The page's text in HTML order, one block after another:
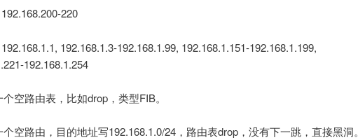
220
192.168.1.3-192.168.1.99, 192.168.1.151-192.168.1.199,
192.168.1.254
空路由表，比如drop，类型FIB。
空路由，目的地址写192.168.1.0/24，路由表drop，没有下一跳，直接黑洞。